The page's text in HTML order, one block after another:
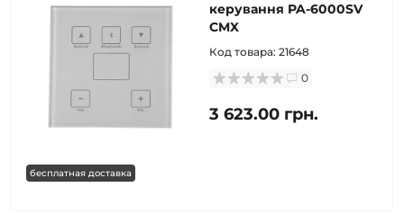
бесплатная доставка
керування PA-6000SV
CMX
Код товара: 21648
0
3 623.00 грн.